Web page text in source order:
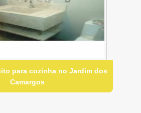
para cozinha no Jardim dos
Camargos